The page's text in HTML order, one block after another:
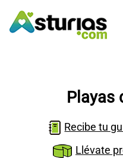
PORTADA
QUÉ HACER
Playas
Recibe tu
Llévate